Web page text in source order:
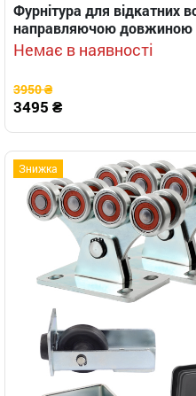
Фурнітура для відкатних
направляючою довжиною
Немає в наявності
3950 ₴
3495 ₴
Знижка